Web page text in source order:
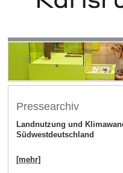
Pressearchiv
Landnutzung und
Südwestdeutschland
[mehr]